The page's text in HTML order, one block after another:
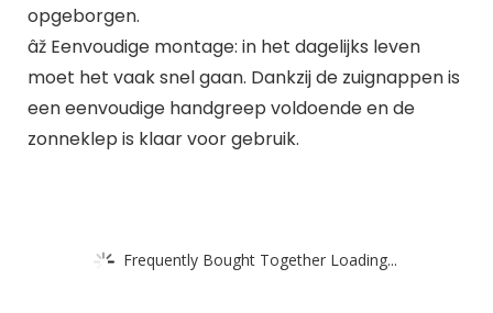
opgeborgen.
âž Eenvoudige montage: in het dagelijks leven
moet het vaak snel gaan. Dankzij de zuignappen is
een eenvoudige handgreep voldoende en de
zonneklep is klaar voor gebruik.
Frequently Bought Together Loading...